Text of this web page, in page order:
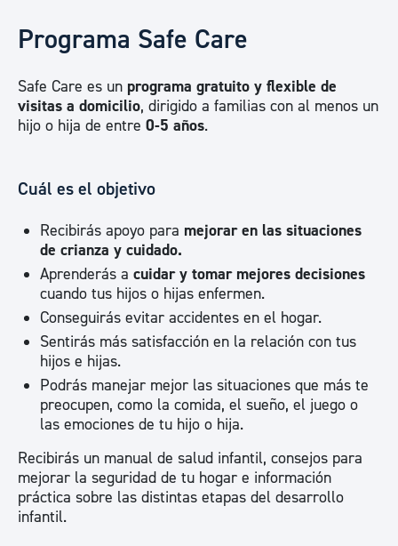
Programa Safe Care
Safe Care es un programa gratuito y flexible de
visitas a domicilio, dirigido a familias con al menos un
hijo o hija de entre 0-5 años.
Cuál es el objetivo
Recibirás apoyo para mejorar en las situaciones
de crianza y cuidado.
Aprenderás a cuidar y tomar mejores decisiones
cuando tus hijos o hijas enfermen.
Conseguirás evitar accidentes en el hogar.
Sentirás más satisfacción en la relación con tus
hijos e hijas.
Podrás manejar mejor las situaciones que más te
preocupen, como la comida, el sueño, el juego o
las emociones de tu hijo o hija.
Recibirás un manual de salud infantil, consejos para
mejorar la seguridad de tu hogar e información
práctica sobre las distintas etapas del desarrollo
infantil.